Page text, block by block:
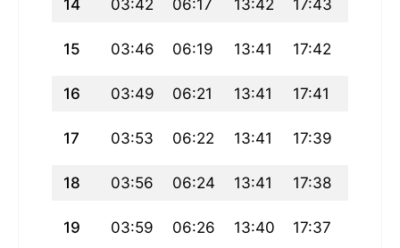
14 03:42 06:17 13:42 17:43
15 03:46 06:19 13:41 17:42
16 03:49 06:21 13:41 17:41
17 03:53 06:22 13:41 17:39
18 03:56 06:24 13:41 17:38
19 03:59 06:26 13:40 17:37